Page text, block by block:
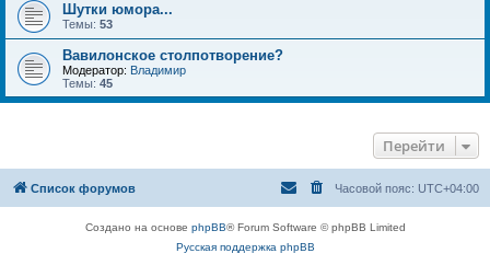
Шутки юмора...
Темы: 53
Вавилонское столпотворение?
Модератор: Владимир
Темы: 45
Перейти
Список форумов Часовой пояс: UTC+04:00
Создано на основе phpBB® Forum Software © phpBB Limited
Русская поддержка phpBB